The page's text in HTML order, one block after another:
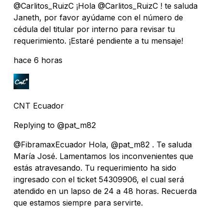
@Carlitos_RuizC ¡Hola @Carlitos_RuizC ! te saluda
Janeth, por favor ayúdame con el número de
cédula del titular por interno para revisar tu
requerimiento. ¡Estaré pendiente a tu mensaje!
hace 6 horas
CNT Ecuador
Replying to @pat_m82
@FibramaxEcuador Hola, @pat_m82 . Te saluda
María José. Lamentamos los inconvenientes que
estás atravesando. Tu requerimiento ha sido
ingresado con el ticket 54309906, el cual será
atendido en un lapso de 24 a 48 horas. Recuerda
que estamos siempre para servirte.